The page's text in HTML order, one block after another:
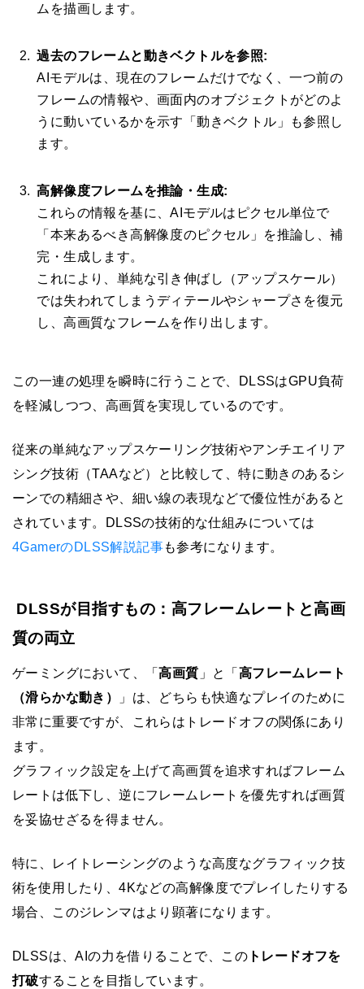
ムを描画します。
過去のフレームと動きベクトルを参照:
AIモデルは、現在のフレームだけでなく、一つ前の
フレームの情報や、画面内のオブジェクトがどのよ
うに動いているかを示す「動きベクトル」も参照し
ます。
高解像度フレームを推論・生成:
これらの情報を基に、AIモデルはピクセル単位で
「本来あるべき高解像度のピクセル」を推論し、補
完・生成します。
これにより、単純な引き伸ばし（アップスケール）
では失われてしまうディテールやシャープさを復元
し、高画質なフレームを作り出します。
この一連の処理を瞬時に行うことで、DLSSはGPU負荷
を軽減しつつ、高画質を実現しているのです。
従来の単純なアップスケーリング技術やアンチエイリア
シング技術（TAAなど）と比較して、特に動きのあるシ
ーンでの精細さや、細い線の表現などで優位性があると
されています。DLSSの技術的な仕組みについては
4GamerのDLSS解説記事も参考になります。
DLSSが目指すもの：高フレームレートと高画
質の両立
ゲーミングにおいて、「高画質 」と「 高フレームレート
（滑らかな動き）
」は、どちらも快適なプレイのために
非常に重要ですが、これらはトレードオフの関係にあり
ます。
グラフィック設定を上げて高画質を追求すればフレーム
レートは低下し、逆にフレームレートを優先すれば画質
を妥協せざるを得ません。
特に、レイトレーシングのような高度なグラフィック技
術を使用したり、4Kなどの高解像度でプレイしたりする
場合、このジレンマはより顕著になります。
DLSSは、AIの力を借りることで、この トレードオフを
打破することを目指しています。